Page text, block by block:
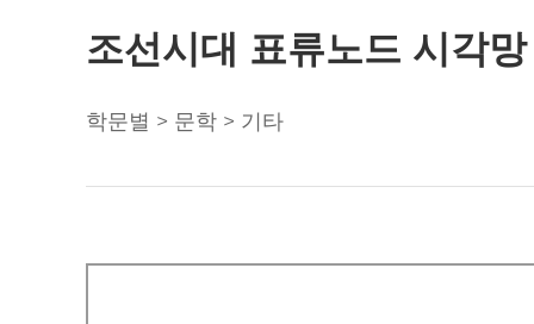
조선시대 표류노드 시각
학문별 > 문학 > 기타